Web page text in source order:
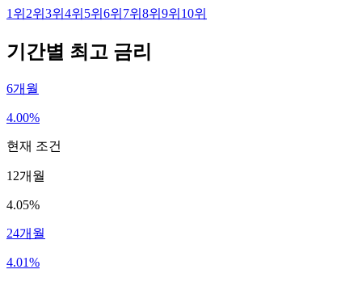
1 위 2위 3위 4위 5위 6위 7위 8위 9위 10위
기간별 최고 금리
6개월
4.00%
현재 조건
12개월
4.05%
24개월
4.01%